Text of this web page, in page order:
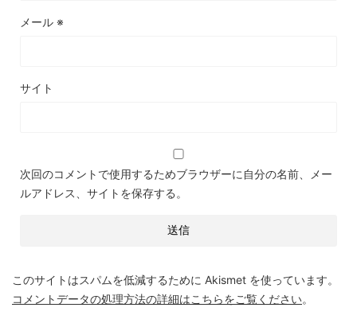
メール ※
サイト
次回のコメントで使用するためブラウザーに自分の名前、メー
ルアドレス、サイトを保存する。
このサイトはスパムを低減するために Akismet を使っています。
コメントデータの処理方法の詳細はこちらをご覧ください。